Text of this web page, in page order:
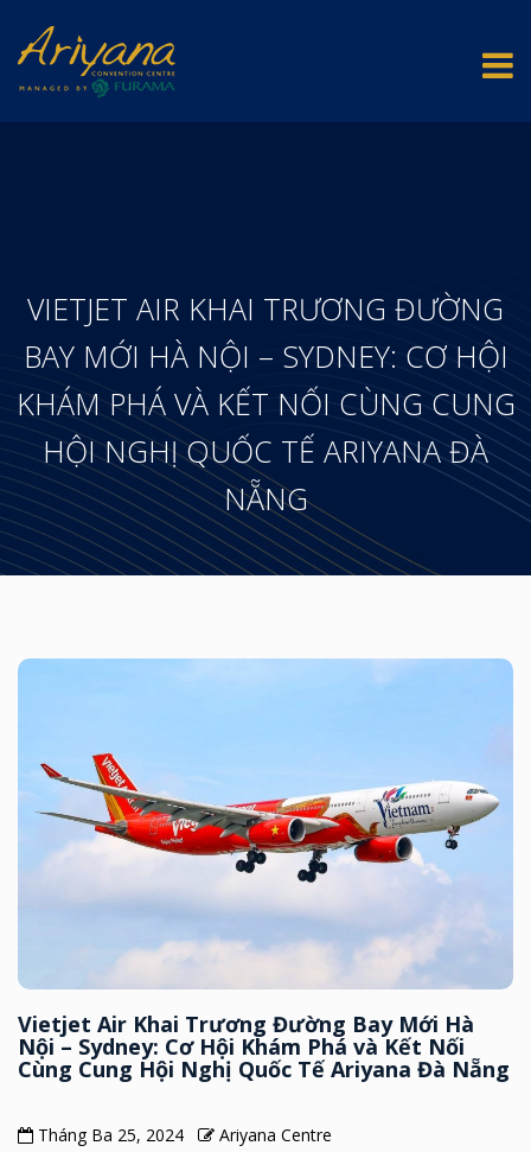
VIETJET AIR KHAI TRƯƠNG ĐƯỜNG
BAY MỚI HÀ NỘI – SYDNEY: CƠ HỘI
KHÁM PHÁ VÀ KẾT NỐI CÙNG CUNG
HỘI NGHỊ QUỐC TẾ ARIYANA ĐÀ
NẴNG
Vietjet Air Khai Trương Đường Bay Mới Hà
Nội – Sydney: Cơ Hội Khám Phá và Kết Nối
Cùng Cung Hội Nghị Quốc Tế Ariyana Đà Nẵng
Tháng Ba 25, 2024 Ariyana Centre